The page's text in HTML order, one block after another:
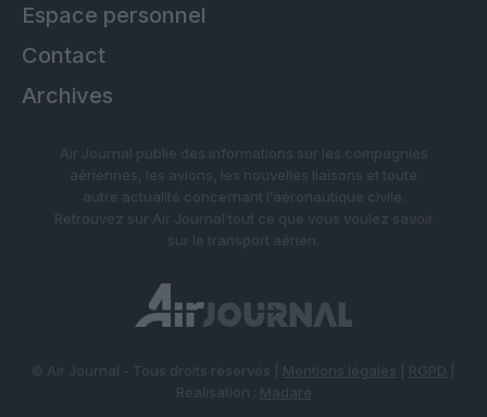
Espace personnel
Contact
Archives